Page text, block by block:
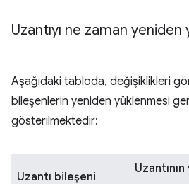
Uzantıyı ne zaman
Aşağıdaki tabloda, değişiklikleri
bileşenlerin yeniden yüklenmesi
gösterilmektedir:
Uzantı bileşeni